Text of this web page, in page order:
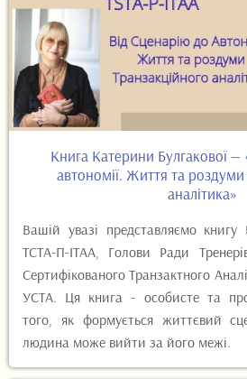
Книга Катерини Булгакової —
автономії. Життя та роздуми
аналітика»
Вашій увазі представляємо книгу
ТСТА-П-ІТАА, Голови Ради
Сертифікованого Транзактного
УСТА. Ця книга - особисте та
того, як формується життєвий
людина може вийти за його межі.